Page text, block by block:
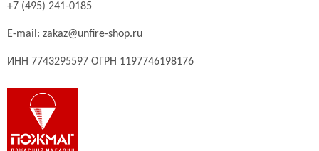
+7 (495) 241-0185
E-mail: zakaz@unfire-shop.ru
ИНН 7743295597 ОГРН 1197746198176